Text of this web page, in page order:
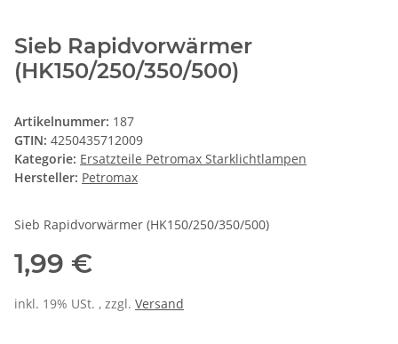
Sieb Rapidvorwärmer
(HK150/250/350/500)
Artikelnummer: 187
GTIN: 4250435712009
Kategorie: Ersatzteile Petromax Starklichtlampen
Hersteller: Petromax
Sieb Rapidvorwärmer (HK150/250/350/500)
1,99 €
inkl. 19% USt. , zzgl. Versand